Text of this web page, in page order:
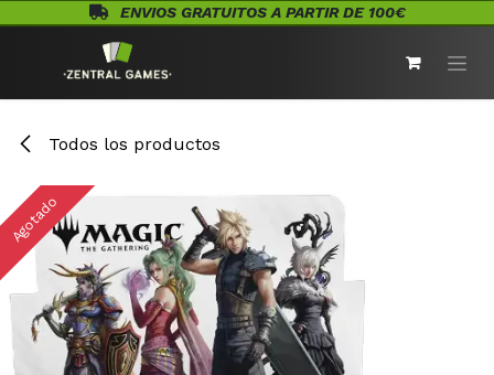
Ir al contenidoENVIOS GRATUITOS A PARTIR DE 100€
Todos los productos
Agotado